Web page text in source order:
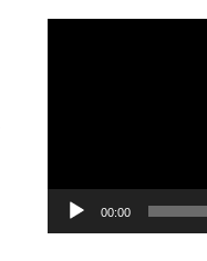
00:00